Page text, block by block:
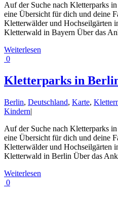
Auf der Suche nach Kletterparks
eine Übersicht für dich und deine
Kletterwälder und Hochseilgärten
Kletterwald in Bayern Über das
Weiterlesen
0
Kletterparks in
Berlin, Deutschland, Karte,
Kindern|
Auf der Suche nach Kletterparks
eine Übersicht für dich und deine
Kletterwälder und Hochseilgärten
Kletterwald in Berlin Über das
Weiterlesen
0